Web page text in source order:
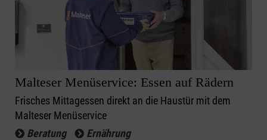
Malteser Menüservice: Essen auf Rädern
Frisches Mittagessen direkt an die Haustür mit dem
Malteser Menüservice
Beratung
Ernährung